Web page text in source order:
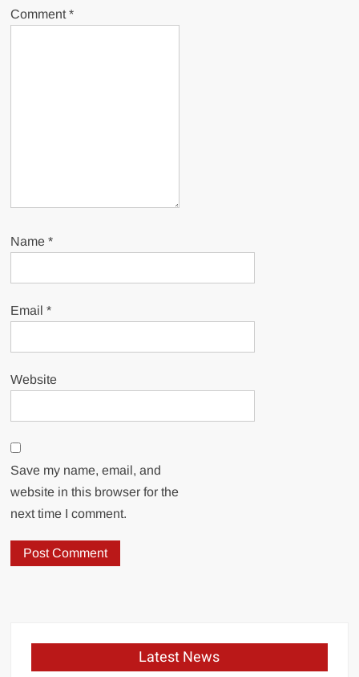
Comment*
Name*
Email*
Website
Save my name, email, and
website in this browser for the
next time I comment.
Latest News